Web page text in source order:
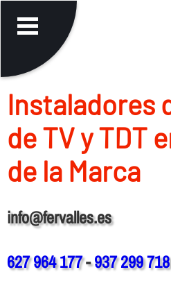
Instaladores
de TV y TDT
de la Marca
info@fervalles.es
627 964 177-937 299 718